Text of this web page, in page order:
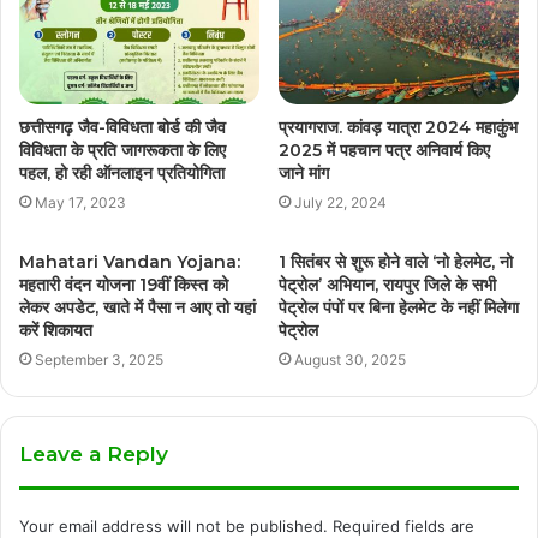
छत्तीसगढ़ जैव-विविधता बोर्ड की जैव
विविधता के प्रति जागरूकता के लिए
पहल, हो रही ऑनलाइन प्रतियोगिता
May 17, 2023
प्रयागराज. कांवड़ यात्रा 2024 महाकुंभ
2025 में पहचान पत्र अनिवार्य किए
जाने मांग
July 22, 2024
Mahatari Vandan Yojana:
महतारी वंदन योजना 19वीं किस्त को
लेकर अपडेट, खाते में पैसा न आए तो यहां
करें शिकायत
September 3, 2025
1 सितंबर से शुरू होने वाले ‘नो हेलमेट, नो
पेट्रोल’ अभियान, रायपुर जिले के सभी
पेट्रोल पंपों पर बिना हेलमेट के नहीं मिलेगा
पेट्रोल
August 30, 2025
Leave a Reply
Your email address will not be published. Required fields are